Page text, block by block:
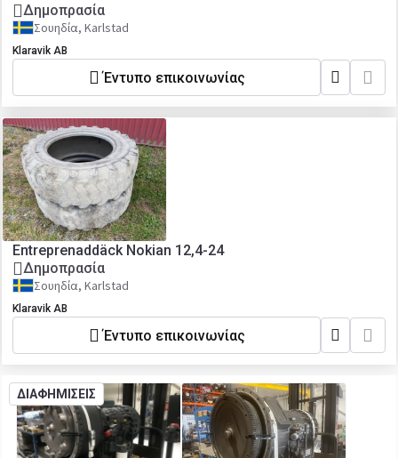
Δημοπρασία
Σουηδία, Karlstad
Klaravik AB
Έντυπο επικοινωνίας
Entreprenaddäck Nokian 12,4-24
Δημοπρασία
Σουηδία, Karlstad
Klaravik AB
Έντυπο επικοινωνίας
ΔΙΑΦΗΜΙΣΕΙΣ